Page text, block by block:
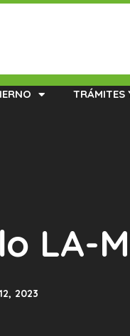
TRÁMITES
LA-
2023